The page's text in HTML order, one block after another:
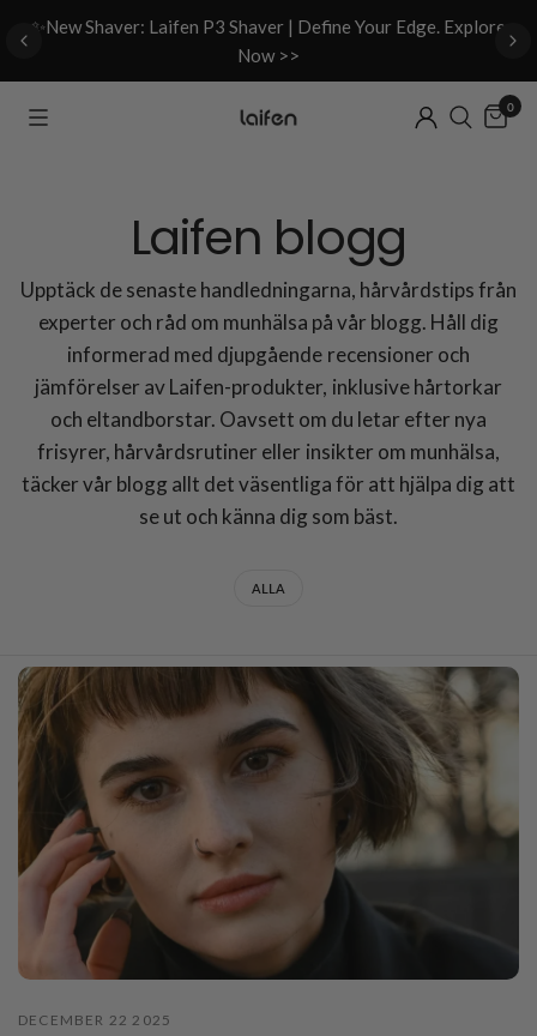
✨New Shaver: Laifen P3 Shaver | Define Your Edge. Explore
Now >>
0
Laifen blogg
Upptäck de senaste handledningarna, hårvårdstips från
experter och råd om munhälsa på vår blogg. Håll dig
informerad med djupgående recensioner och
jämförelser av Laifen-produkter, inklusive hårtorkar
och eltandborstar. Oavsett om du letar efter nya
frisyrer, hårvårdsrutiner eller insikter om munhälsa,
täcker vår blogg allt det väsentliga för att hjälpa dig att
se ut och känna dig som bäst.
ALLA
DECEMBER 22 2025